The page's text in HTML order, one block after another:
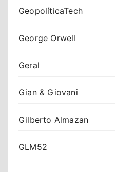
GeopolíticaTech
George Orwell
Geral
Gian & Giovani
Gilberto Almazan
GLM52